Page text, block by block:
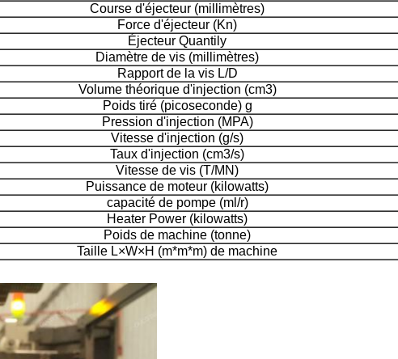
Course d'éjecteur (millimètres)
Force d'éjecteur (Kn)
Éjecteur Quantily
Diamètre de vis (millimètres)
Rapport de la vis L/D
Volume théorique d'injection (cm3)
Poids tiré (picoseconde) g
Pression d'injection (MPA)
Vitesse d'injection (g/s)
Taux d'injection (cm3/s)
Vitesse de vis (T/MN)
Puissance de moteur (kilowatts)
capacité de pompe (ml/r)
Heater Power (kilowatts)
Poids de machine (tonne)
Taille L×W×H (m*m*m) de machine